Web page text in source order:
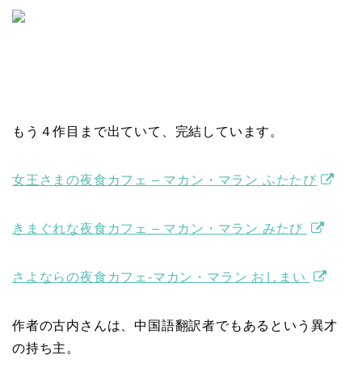
もう４作目まで出ていて、完結しています。
女王さまの夜食カフェ – マカン・マラン ふたたび
きまぐれな夜食カフェ – マカン・マラン みたび
さよならの夜食カフェ-マカン・マラン おしまい
作者の古内さんは、中国語翻訳者でもあるという異才
の持ち主。